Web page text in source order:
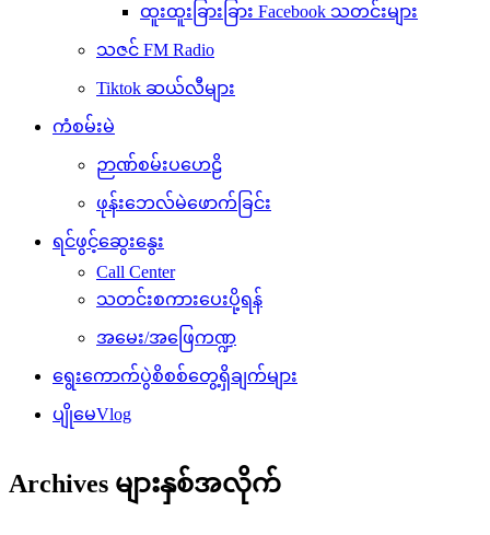
ထူးထူးခြားခြား Facebook သတင်းများ
သဇင် FM Radio
Tiktok ဆယ်လီများ
ကံစမ်းမဲ
ဉာဏ်စမ်းပဟေဠိ
ဖုန်းဘေလ်မဲဖောက်ခြင်း
ရင်ဖွင့်ဆွေးနွေး
Call Center
သတင်းစကားပေးပို့ရန်
အမေး/အဖြေကဏ္ဍ
ရွေးကောက်ပွဲစိစစ်တွေ့ရှိချက်များ
ပျိုမေVlog
Archives များနှစ်အလိုက်